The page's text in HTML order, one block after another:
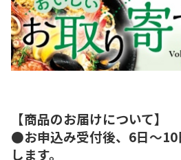
【商品のお届けについて】
●お申込み受付後、6日～10
します。